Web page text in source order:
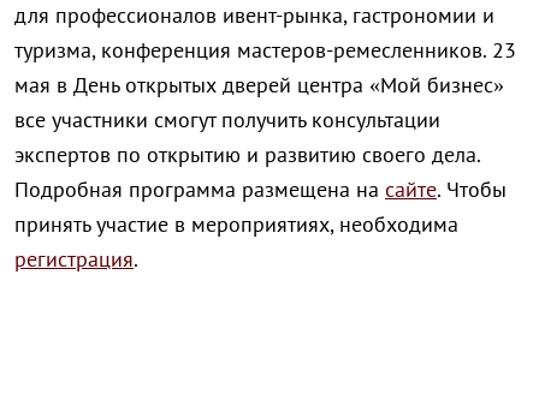
для профессионалов ивент-рынка, гастрономии и
туризма, конференция мастеров-ремесленников. 23
мая в День открытых дверей центра «Мой бизнес»
все участники смогут получить консультации
экспертов по открытию и развитию своего дела.
Подробная программа размещена на сайте. Чтобы
принять участие в мероприятиях, необходима
регистрация.